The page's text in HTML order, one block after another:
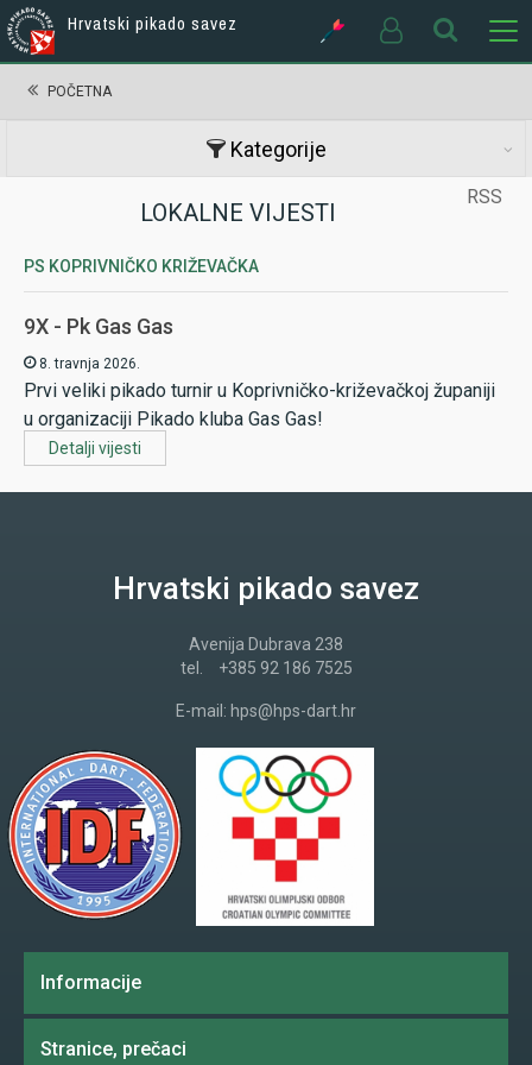
Hrvatski pikado savez
POČETNA
Kategorije
RSS
LOKALNE VIJESTI
PS KOPRIVNIČKO KRIŽEVAČKA
9X - Pk Gas Gas
8. travnja 2026.
Prvi veliki pikado turnir u Koprivničko-križevačkoj županiji
u organizaciji Pikado kluba Gas Gas!
Detalji vijesti
Hrvatski pikado savez
Avenija Dubrava 238
tel.
+385 92 186 7525
E-mail: hps@hps-dart.hr
Informacije
Stranice, prečaci